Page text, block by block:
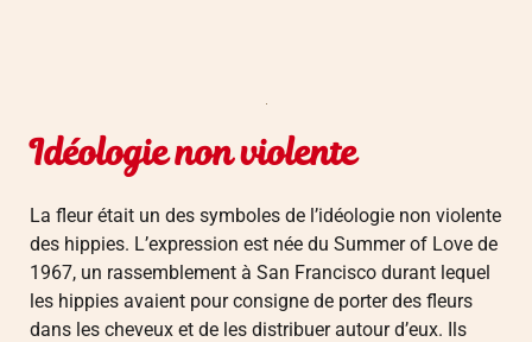
Idéologie non violente
La fleur était un des symboles de l’idéologie non violente
des hippies. L’expression est née du Summer of Love de
1967, un rassemblement à San Francisco durant lequel
les hippies avaient pour consigne de porter des fleurs
dans les cheveux et de les distribuer autour d’eux. Ils